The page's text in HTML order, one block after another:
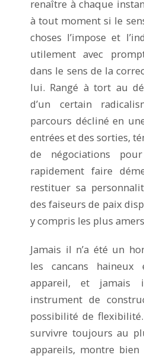
renaître à chaque
à tout moment si le
choses l’impose et
utilement avec
dans le sens de la
lui. Rangé à tort au
d’un certain
parcours décliné en
entrées et des sorties,
de négociations
rapidement faire
restituer sa
des faiseurs de paix
y compris les plus
Jamais il n’a été un
les cancans haineux
appareil, et jamais
instrument de
possibilité de
survivre toujours au
appareils, montre bien